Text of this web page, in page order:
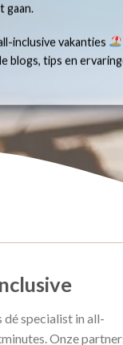
gaan.
inclusive vakanties
blogs, tips en
specialist in all-
Onze